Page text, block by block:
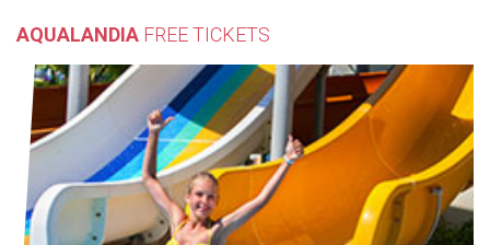
AQUALANDIA FREE TICKETS